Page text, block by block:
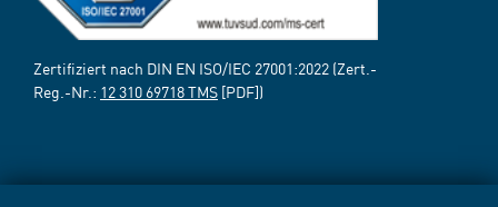
Zertifiziert nach DIN EN ISO/IEC 27001:2022 (Zert.-
Reg.-Nr.: 12 310 69718 TMS [PDF])